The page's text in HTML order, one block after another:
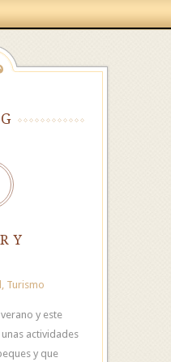
y
, Turismo
y este
actividades
y que